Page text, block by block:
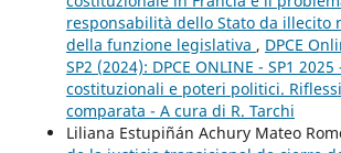
responsabilità dello Stato da illecito
della funzione legislativa , DPCE
SP2 (2024): DPCE ONLINE - SP1
costituzionali e poteri politici.
comparata - A cura di R. Tarchi
Liliana Estupiñán Achury Mateo